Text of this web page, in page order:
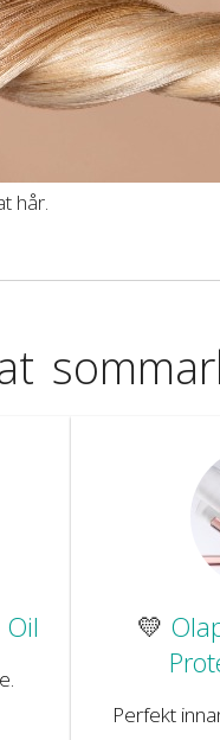
hår.
💛
Perfekt